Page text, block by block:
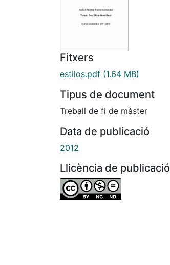
Fitxers
estilos.pdf (1.64 MB)
Tipus de document
Treball de fi de màster
Data de publicació
2012
Llicència de publicació